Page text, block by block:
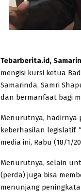
Tebarberita.id,
mengisi kursi ketua
Samarinda, Samri
dan bermanfaat bagi
Menurutnya,
keberhasilan legislatif.
media ini, Rabu (18/1/
Menurutnya, selain
(perda) juga bisa
menunjang